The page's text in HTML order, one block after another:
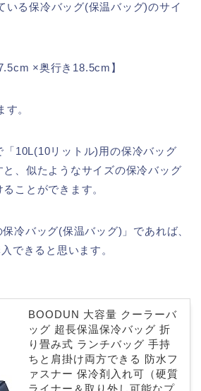
いる保冷バッグ(保温バッグ)のサイ
×奥行き18.5cm】
。
10L(10リットル)用の保冷バッグ
、似たようなサイズの保冷バッグ
ことができます。
保冷バッグ(保温バッグ)」であれば、
できると思います。
BOODUN 大容量 クーラーバ
ッグ 超長保温保冷バッグ 折
り畳み式 ランチバッグ 手持
ちと肩掛け両方できる 防水フ
ァスナー 保冷剤入れ可（硬質
ライナー＆取り外し可能なプ